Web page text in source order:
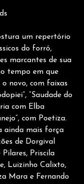
um repertório
do forró,
marcantes de sua
tempo em que
novo, com faixas
“Saudade do
com Elba
com Poetiza.
ainda mais força
de Dorgival
Priscila
Luizinho Calixto,
Mara e Fernando